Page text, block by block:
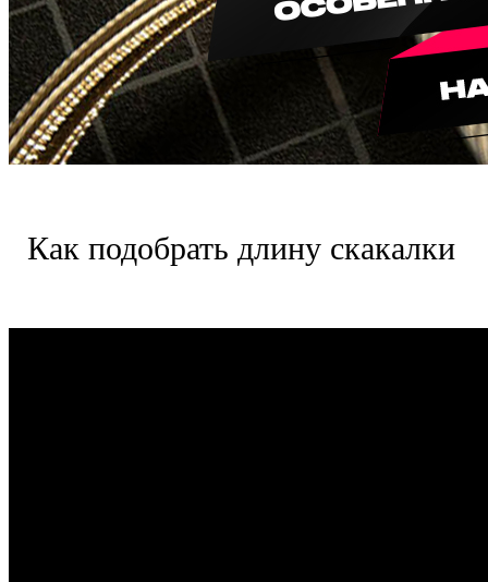
Как подобрать длину скакалки